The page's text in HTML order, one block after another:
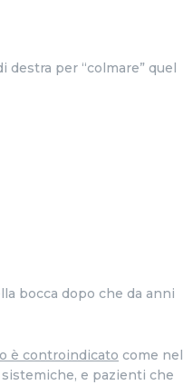
per “colmare” quel
bocca dopo che da anni
è controindicato come nel
e pazienti che